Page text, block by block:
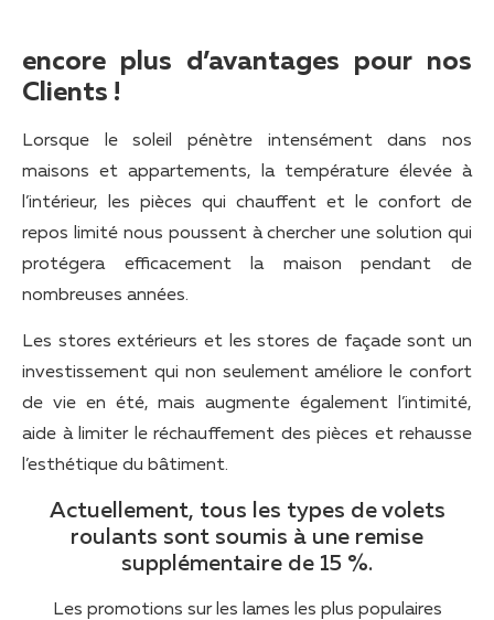
encore plus d’avantages pour nos
Clients !
Lorsque le soleil pénètre intensément dans nos
maisons et appartements, la température élevée à
l’intérieur, les pièces qui chauffent et le confort de
repos limité nous poussent à chercher une solution qui
protégera efficacement la maison pendant de
nombreuses années.
Les stores extérieurs et les stores de façade sont un
investissement qui non seulement améliore le confort
de vie en été, mais augmente également l’intimité,
aide à limiter le réchauffement des pièces et rehausse
l’esthétique du bâtiment.
Actuellement, tous les types de volets
roulants sont soumis à une remise
supplémentaire de 15 %.
Les promotions sur les lames les plus populaires